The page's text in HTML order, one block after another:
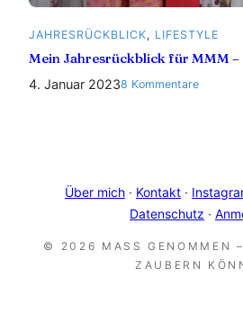
JAHRESRÜCKBLICK, LIFESTYLE
Mein Jahresrückblick für MMM
4. Januar 20238 Kommentarezu
2022
Über mich · Kontakt ·
Datenschutz ·
© 2026 MASS GENOMMEN –
AUBERN